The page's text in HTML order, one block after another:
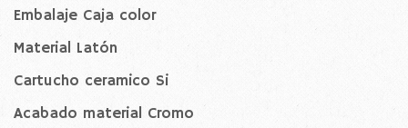
Embalaje Caja color
Material Latón
Cartucho ceramico Si
Acabado material Cromo